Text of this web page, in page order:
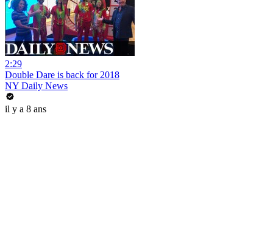
2:29
Double Dare is back for 2018
NY Daily News
il y a 8 ans